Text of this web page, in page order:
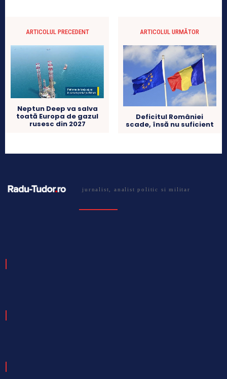
ARTICOLUL PRECEDENT
Neptun Deep va salva
toată Europa de gazul
rusesc din 2027
ARTICOLUL URMĂTOR
Deficitul României
scade, însă nu suficient
jurnalist, analist politic si militar